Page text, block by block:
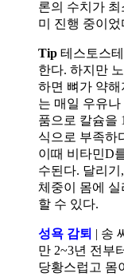
론의 수치가 최
미 진행 중이었
Tip 테스토스
한다. 하지만
하면 뼈가 약
는 매일 우유
품으로 칼슘을
식으로 부족하
이때 비타민D
수된다. 달리
체중이 몸에
할 수 있다.
성욕 감퇴 | 송
만 2~3년 전부
당황스럽고 몸